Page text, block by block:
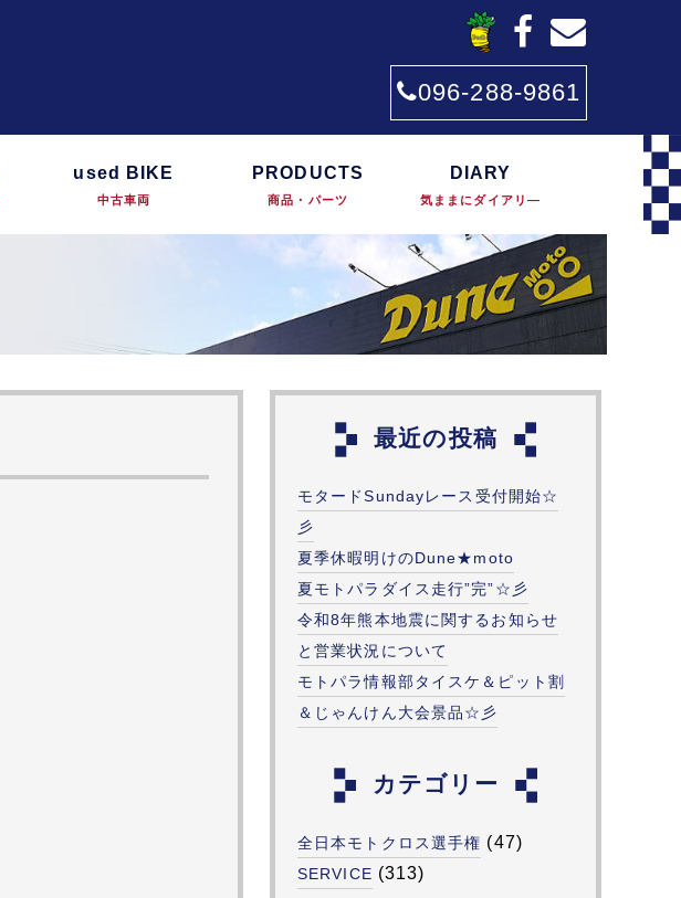
096-288-9861
used BIKE
中古車両
PRODUCTS
商品・パーツ
DIARY
気ままにダイアリ―
最近の投稿
モタードSundayレース受付開始☆
彡
夏季休暇明けのDune★moto
夏モトパラダイス走行”完”☆彡
令和8年熊本地震に関するお知らせ
と営業状況について
モトパラ情報部タイスケ＆ピット割
＆じゃんけん大会景品☆彡
カテゴリー
全日本モトクロス選手権 (47)
SERVICE (313)